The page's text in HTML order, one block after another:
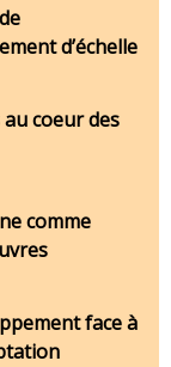
d’échelle
coeur des
comme
face à